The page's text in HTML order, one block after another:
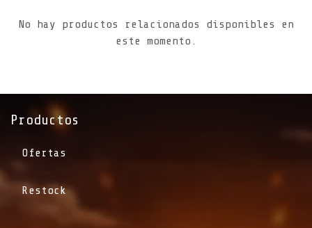
No hay productos relacionados disponibles en
este momento.
Productos
Ofertas
Restock